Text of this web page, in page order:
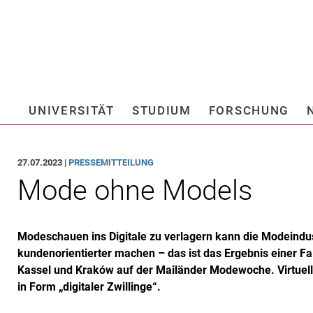
Springe direkt zu:
UNIVERSITÄT STUDIUM FORSCHUNG
27.07.2023 |PRESSEMITTEILUNG
Mode ohne Models
Modeschauen ins Digitale zu verlagern kann die
kundenorientierter machen – das ist das Ergebnis einer
Kassel und Kraków auf der Mailänder Modewoche.
in Form „digitaler Zwillinge“.